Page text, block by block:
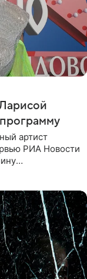
артист
РИА Новости